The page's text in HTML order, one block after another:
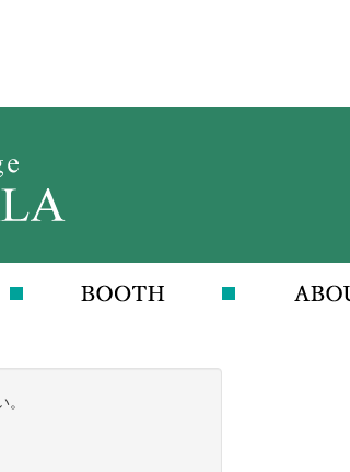
。